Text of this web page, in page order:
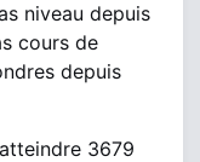
niveau depuis
cours de
depuis
3679